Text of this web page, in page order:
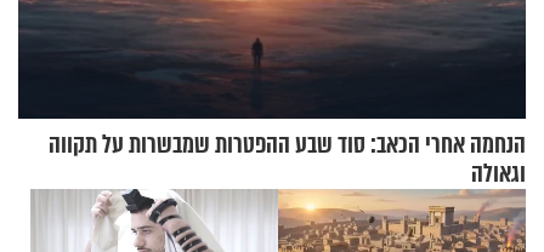
הנחמה אחרי הכאב: סוד שבע ההפטרות שמבשרות על תקווה
וגאולה